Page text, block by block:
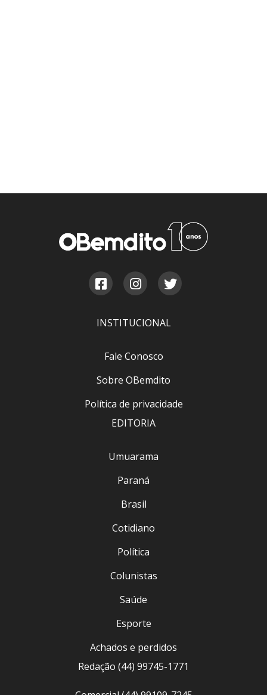
INSTITUCIONAL
Fale Conosco
Sobre OBemdito
Política de privacidade
EDITORIA
Umuarama
Paraná
Brasil
Cotidiano
Política
Colunistas
Saúde
Esporte
Achados e perdidos
Redação (44) 99745-1771